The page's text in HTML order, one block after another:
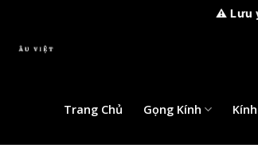
⚠️ Lưu ý: Mắt
qua
Trang Chủ Gọng Kính